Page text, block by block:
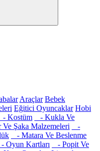
Araçlar Bebek
Eğitici Oyuncaklar Hobi
- Kostüm
- Kukla Ve
Şaka Malzemeleri
-
- Matara Ve Beslenme
- Oyun Kartları
- Popit Ve